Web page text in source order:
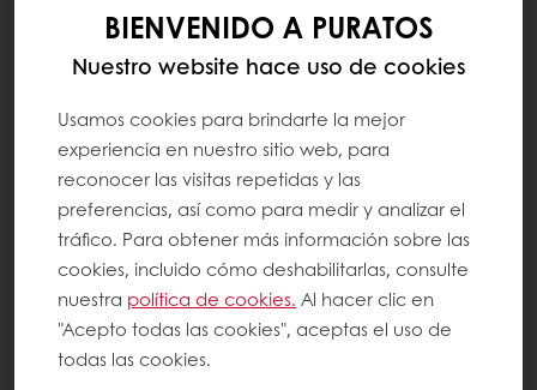
BIENVENIDO A PURATOS
Nuestro website hace uso de cookies
Usamos cookies para brindarte la mejor
experiencia en nuestro sitio web, para
reconocer las visitas repetidas y las
preferencias, así como para medir y analizar el
tráfico. Para obtener más información sobre las
cookies, incluido cómo deshabilitarlas, consulte
nuestra política de cookies. Al hacer clic en
"Acepto todas las cookies", aceptas el uso de
todas las cookies.